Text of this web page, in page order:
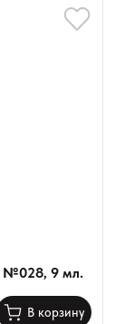
№028, 9 мл.
В корзину